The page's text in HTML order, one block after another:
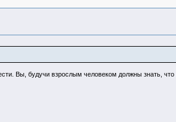
Вы, будучи взрослым человеком должны знать, что